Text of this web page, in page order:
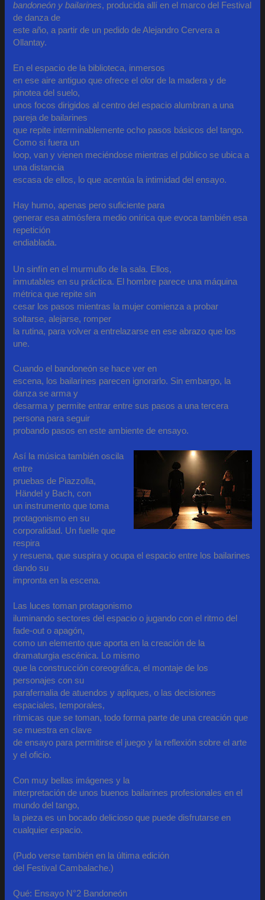
bandoneón y bailarines, producida allí en el marco del Festival
de danza de
este año, a partir de un pedido de Alejandro Cervera a
Ollantay.
En el espacio de la biblioteca, inmersos
en ese aire antiguo que ofrece el olor de la madera y de
pinotea del suelo,
unos focos dirigidos al centro del espacio alumbran a una
pareja de bailarines
que repite interminablemente ocho pasos básicos del tango.
Como si fuera un
loop, van y vienen meciéndose mientras el público se ubica a
una distancia
escasa de ellos, lo que acentúa la intimidad del ensayo.
Hay humo, apenas pero suficiente para
generar esa atmósfera medio onírica que evoca también esa
repetición
endiablada.
Un sinfín en el murmullo de la sala. Ellos,
inmutables en su práctica. El hombre parece una máquina
métrica que repite sin
cesar los pasos mientras la mujer comienza a probar
soltarse, alejarse, romper
la rutina, para volver a entrelazarse en ese abrazo que los
une.
Cuando el bandoneón se hace ver en
escena, los bailarines parecen ignorarlo. Sin embargo, la
danza se arma y
desarma y permite entrar entre sus pasos a una tercera
persona para seguir
probando pasos en este ambiente de ensayo.
Así la música también oscila
entre
pruebas de Piazzolla,
Händel y Bach, con
un instrumento que toma
protagonismo en su
corporalidad. Un fuelle que
respira
y resuena, que suspira y ocupa el espacio entre los bailarines
dando su
impronta en la escena.
Las luces toman protagonismo
iluminando sectores del espacio o jugando con el ritmo del
fade-out o apagón,
como un elemento que aporta en la creación de la
dramaturgia escénica. Lo mismo
que la construcción coreográfica, el montaje de los
personajes con su
parafernalia de atuendos y apliques, o las decisiones
espaciales, temporales,
rítmicas que se toman, todo forma parte de una creación que
se muestra en clave
de ensayo para permitirse el juego y la reflexión sobre el arte
y el oficio.
Con muy bellas imágenes y la
interpretación de unos buenos bailarines profesionales en el
mundo del tango,
la pieza es un bocado delicioso que puede disfrutarse en
cualquier espacio.
(Pudo verse también en la última edición
del Festival Cambalache.)
Qué: Ensayo N°2 Bandoneón